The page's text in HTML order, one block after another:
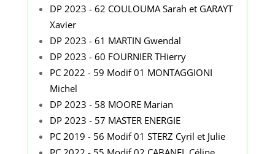
DP 2023 - 62 COULOUMA Sarah et GARAYT
Xavier
DP 2023 - 61 MARTIN Gwendal
DP 2023 - 60 FOURNIER THierry
PC 2022 - 59 Modif 01 MONTAGGIONI
Michel
DP 2023 - 58 MOORE Marian
DP 2023 - 57 MASTER ENERGIE
PC 2019 - 56 Modif 01 STERZ Cyril et Julie